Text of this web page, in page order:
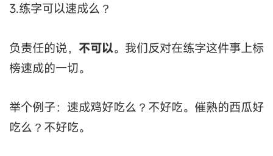
3.练字可以速成么？
负责任的说， 不可以。我们反对在练字这件事上标
榜速成的一切。
举个例子：速成鸡好吃么？不好吃。催熟的西瓜好
吃么？不好吃。